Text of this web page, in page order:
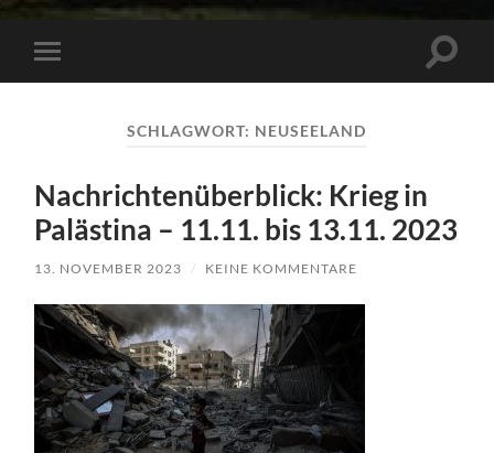
Mobile-
Menü
SCHLAGWORT: NEUSEELAND
Nachrichtenüberblick: Krieg in
Palästina – 11.11. bis 13.11. 2023
13. NOVEMBER 2023 / KEINE KOMMENTARE